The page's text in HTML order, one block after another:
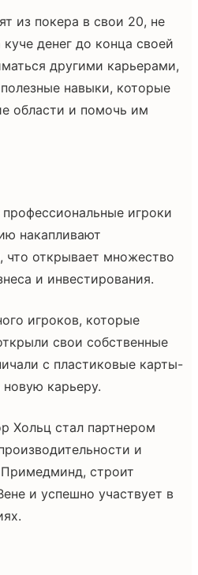
из покера в свои 20, не
денег до конца своей
другими карьерами,
навыки, которые
области и помочь им
игроки
накапливают
что открывает множество
и инвестирования.
игроков, которые
свои собственные
с пластиковые карты-
карьеру.
Хольц стал партнером
и
строит
и успешно участвует в